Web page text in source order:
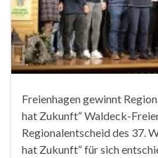
Freienhagen gewinnt
hat Zukunft“ Waldeck-
Regionalentscheid des 37.
hat Zukunft“ für sich